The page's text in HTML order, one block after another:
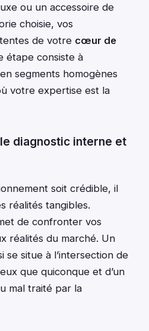
ou un accessoire de
choisie, vos
de votre cœur de
étape consiste à
segments homogènes
votre expertise est la
le diagnostic interne et
soit crédible, il
réalités tangibles.
de confronter vos
réalités du marché. Un
se situe à l’intersection de
que quiconque et d’un
mal traité par la